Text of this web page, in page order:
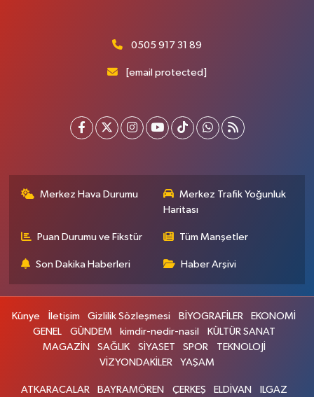
0505 917 31 89
[email protected]
Merkez Hava Durumu
Merkez Trafik Yoğunluk
Haritası
Puan Durumu ve Fikstür Tüm Manşetler
Son Dakika Haberleri Haber Arşivi
Künye İletişim Gizlilik Sözleşmesi BİYOGRAFİLER
EKONOMİ
GENEL
GÜNDEM kimdir-nedir-nasil
KÜLTÜR SANAT
MAGAZİN
SAĞLIK SİYASET SPOR
TEKNOLOJİ
VİZYONDAKİLER
YAŞAM
ATKARACALAR BAYRAMÖREN ÇERKEŞ ELDİVAN ILGAZ